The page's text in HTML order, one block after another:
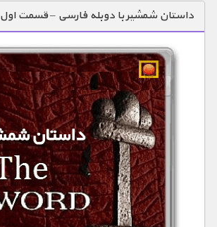
دنیای خوراکی ها
زمین شناسی / محیط زیست
سازه/ معماری/ مهندسی
سرگرمی
شناخت کودکان
طبیعت
علم و فناوری
فرهنگ / هنر
کیهان / نجوم
داستان شمشیر با دوبله فارسی – قسمت اول